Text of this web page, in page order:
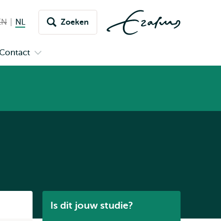
English not available
NLNederlands huidige taal
Zoeken
Is dit jouw studie?